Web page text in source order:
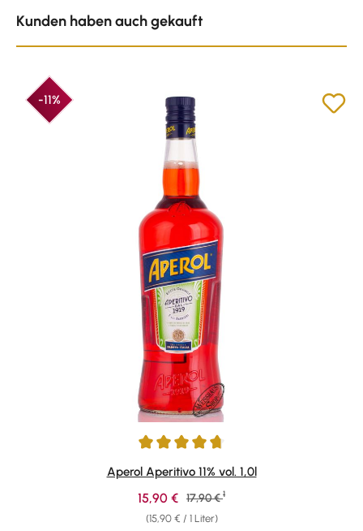
Kunden haben auch gekauft
-11%
Durchschnittliche Bewertung von 4.87 von 5 Sternen
Aperol Aperitivo 11% vol. 1,0l
(15,90 € / 1 Liter)
Verkaufspreis:
15,90 € Regulärer Preis:
17,90 € 1